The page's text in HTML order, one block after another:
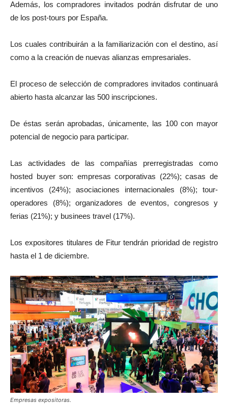
Además, los compradores invitados podrán disfrutar de uno
de los post-tours por España.
Los cuales contribuirán a la familiarización con el destino, así
como a la creación de nuevas alianzas empresariales.
El proceso de selección de compradores invitados continuará
abierto hasta alcanzar las 500 inscripciones.
De éstas serán aprobadas, únicamente, las 100 con mayor
potencial de negocio para participar.
Las actividades de las compañías prerregistradas como
hosted buyer son: empresas corporativas (22%); casas de
incentivos (24%); asociaciones internacionales (8%); tour-
operadores (8%); organizadores de eventos, congresos y
ferias (21%); y businees travel (17%).
Los expositores titulares de Fitur tendrán prioridad de registro
hasta el 1 de diciembre.
Empresas expositoras.